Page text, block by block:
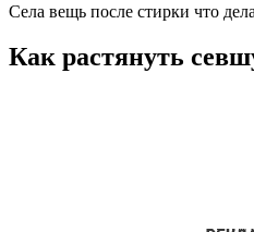
Села вещь после стирки что
Как растянуть